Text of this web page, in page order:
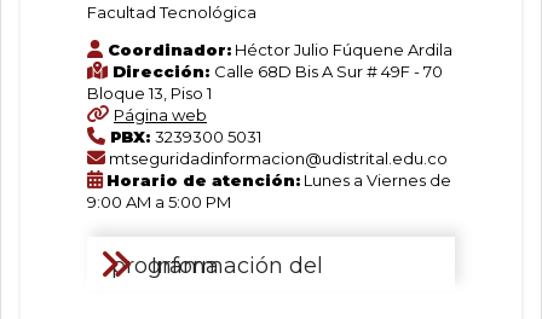
Facultad Tecnológica
Coordinador: Héctor Julio Fúquene Ardila
Dirección: Calle 68D Bis A Sur # 49F - 70
Bloque 13, Piso 1
Página web
PBX: 3239300 5031
mtseguridadinformacion@udistrital.edu.co
Horario de atención: Lunes a Viernes de
9:00 AM a 5:00 PM
Información del programa